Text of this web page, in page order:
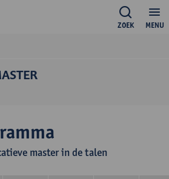
MENU
ZOEK
master in de talen